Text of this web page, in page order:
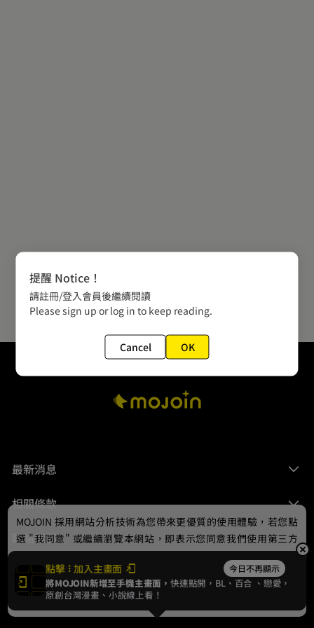
最新消息
相關條款
聯絡我們
© 2024 gamania Digital Entertainment Co., Ltd.
點擊 加入主畫面 今日不再顯示
將MOJOIN新增至手機主畫面，快速點開，BL、 百合 、戀愛，
原創台灣漫畫、小說線上看！
MOJOIN 採用網站分析技術為您帶來更優質的使用體驗，若您點
選 "我同意" 或繼續瀏覽本網站，即表示您同意我們使用第三方
Cookie，欲瞭解更多資訊請見隱私權政策。
我同意
提醒 Notice！
請註冊/登入會員後繼續閱讀
Please sign up or log in to keep reading.
Cancel OK